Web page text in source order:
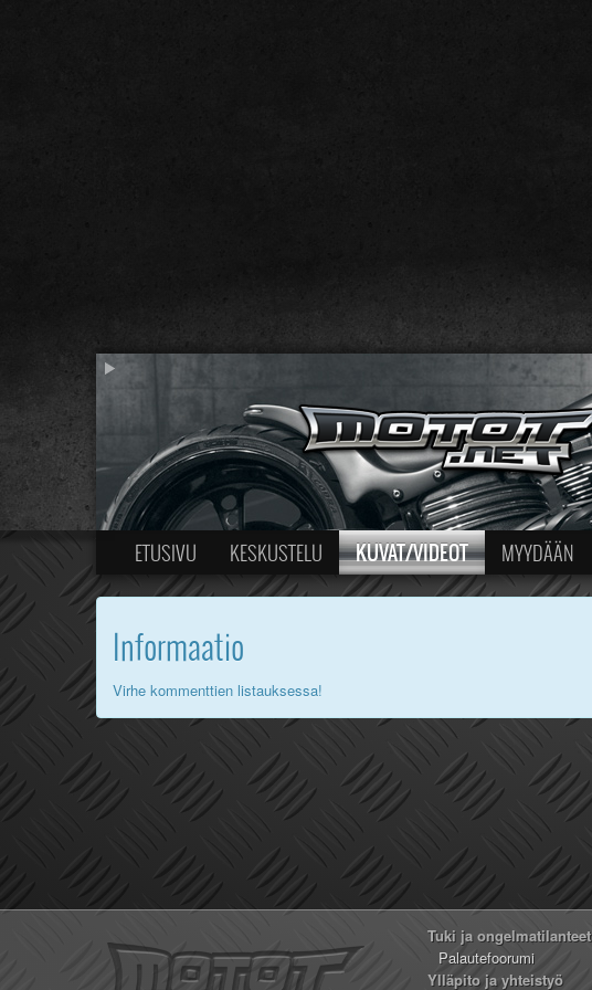
ETUSIVU KESKUSTELU KUVAT/VIDEOT MYYDÄÄN
Informaatio
Virhe kommenttien listauksessa!
Tuki ja ongelmatilanteet
Palautefoorumi
Ylläpito ja yhteistyö